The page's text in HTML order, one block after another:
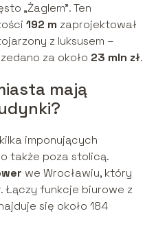
„Żaglem”. Ten
192 m zaprojektował
z luksusem –
za około 23 mln zł.
mają
imponujących
także poza stolicą.
we Wrocławiu, który
Łączy funkcje biurowe z
się około 184